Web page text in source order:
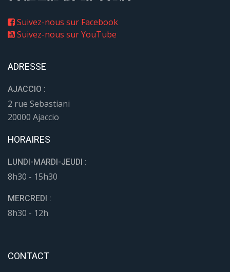
Suivez-nous sur Facebook
Suivez-nous sur YouTube
ADRESSE
AJACCIO :
2 rue Sebastiani
20000 Ajaccio
HORAIRES
LUNDI-MARDI-JEUDI :
8h30 - 15h30
MERCREDI :
8h30 - 12h
CONTACT